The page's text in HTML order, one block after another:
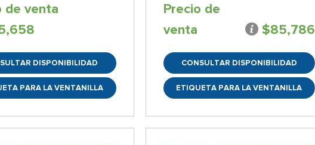
de venta
DISPONIBILIDAD
PARA LA VENTANILLA
Precio de
venta
$85,786
CONSULTAR DISPONIBILIDAD
ETIQUETA PARA LA VENTANILLA